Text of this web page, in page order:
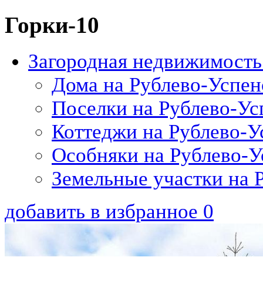
Горки-10
Загородная
Дома на Рублево-
Поселки на Рублево-
Коттеджи на Рублево-
Особняки на Рублево-
Земельные участки на
добавить в избранное 0